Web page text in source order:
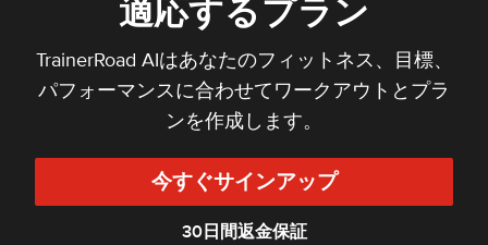
適応するプラン
TrainerRoad AIはあなたのフィットネス、目標、
パフォーマンスに合わせてワークアウトとプラ
ンを作成します。
今すぐサインアップ
30日間返金保証